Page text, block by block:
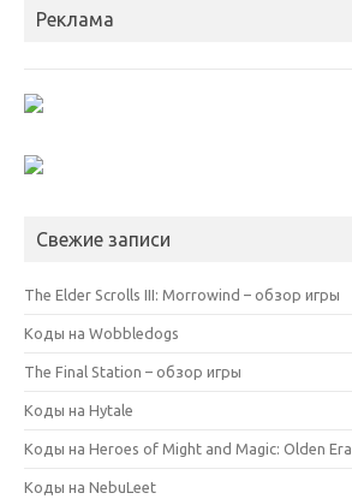
Реклама
Свежие записи
The Elder Scrolls III: Morrowind – обзор игры
Коды на Wobbledogs
The Final Station – обзор игры
Коды на Hytale
Коды на Heroes of Might and Magic: Olden Era
Коды на NebuLeet